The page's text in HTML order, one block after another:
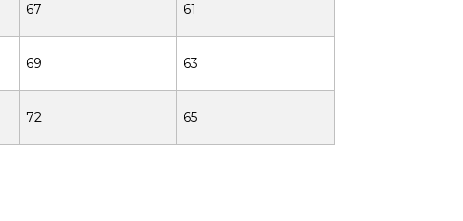
67 61
69 63
72 65